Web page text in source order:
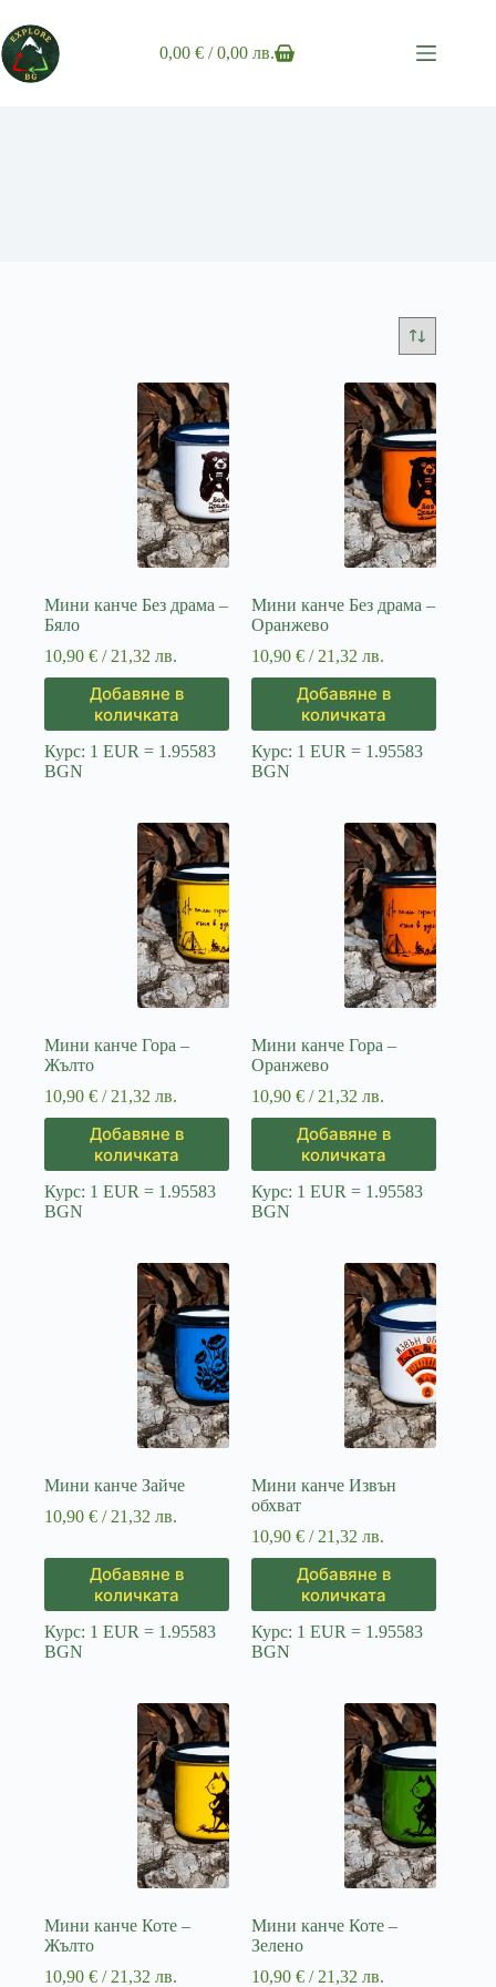
to
content
Shopping
0,00€ / 0,00 лв.
Мини канче Без драма –
Бяло
10,90 € / 21,32 лв.
Добавяне в
количката
Курс: 1 EUR = 1.95583
BGN
Мини канче Без драма –
Оранжево
10,90€ / 21,32 лв.
Добавяне в
количката
Курс: 1 EUR = 1.95583
BGN
Мини канче Гора –
Жълто
10,90 € / 21,32 лв.
Добавяне в
количката
Курс: 1 EUR = 1.95583
BGN
Мини канче Гора –
Оранжево
10,90€ / 21,32 лв.
Добавяне в
количката
Курс: 1 EUR = 1.95583
BGN
Мини канче Зайче
10,90 € / 21,32 лв.
Добавяне в
количката
Курс: 1 EUR = 1.95583
BGN
Мини канче Извън
обхват
10,90€ / 21,32 лв.
Добавяне в
количката
Курс: 1 EUR = 1.95583
BGN
Мини канче Коте –
Жълто
10,90 € / 21,32 лв.
Мини канче Коте –
Зелено
10,90€ / 21,32 лв.